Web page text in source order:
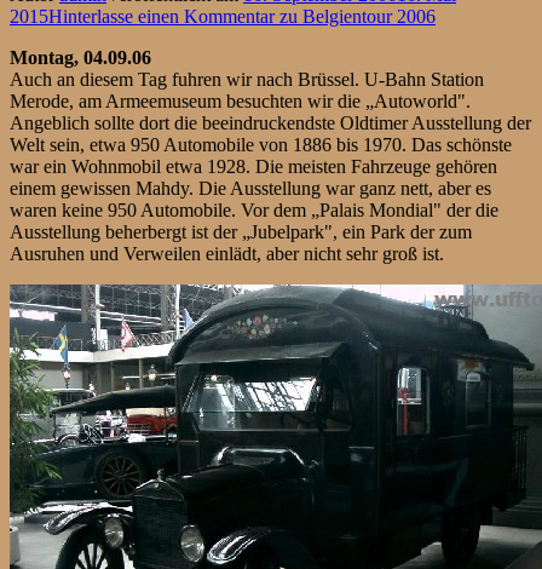
2015Hinterlasse einen Kommentarzu Belgientour 2006
Montag, 04.09.06
Auch an diesem Tag fuhren wir nach Brüssel. U-Bahn Station
Merode, am Armeemuseum besuchten wir die „Autoworld".
Angeblich sollte dort die beeindruckendste Oldtimer Ausstellung der
Welt sein, etwa 950 Automobile von 1886 bis 1970. Das schönste
war ein Wohnmobil etwa 1928. Die meisten Fahrzeuge gehören
einem gewissen Mahdy. Die Ausstellung war ganz nett, aber es
waren keine 950 Automobile. Vor dem „Palais Mondial" der die
Ausstellung beherbergt ist der „Jubelpark", ein Park der zum
Ausruhen und Verweilen einlädt, aber nicht sehr groß ist.